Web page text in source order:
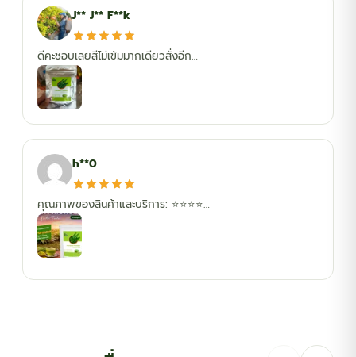
J** J** F**k
ดีคะชอบเลยสีไม่เข้มมากเดียวสั่งอีก…
h**0
คุณภาพของสินค้าและบริการ: ⭐️⭐️⭐️⭐️…